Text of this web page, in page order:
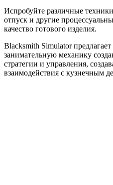
Испробуйте различные
отпуск и другие
качество готового изделия.
Blacksmith Simulator
занимательную механику
стратегии и управления,
взаимодействия с кузнечным